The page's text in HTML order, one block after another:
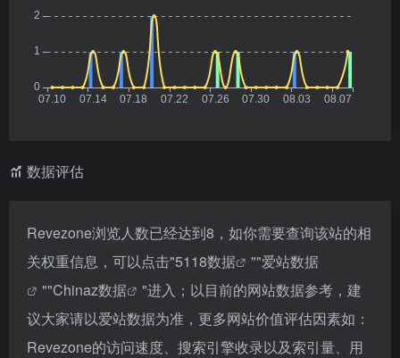
数据评估
Revezone浏览人数已经达到8，如你需要查询该站的相
关权重信息，可以点击"5118数据 ""爱站数据
""Chinaz数据
"进入；以目前的网站数据参考，建
议大家请以爱站数据为准，更多网站价值评估因素如：
Revezone的访问速度、搜索引擎收录以及索引量、用